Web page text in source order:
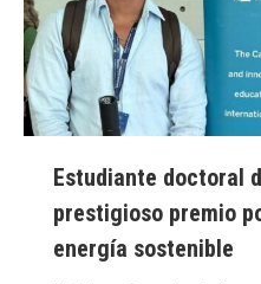
Estudiante doctoral
prestigioso premio
energía sostenible